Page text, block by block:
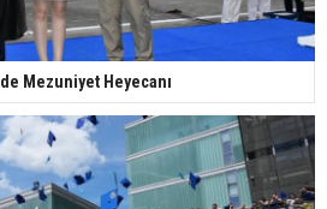
Mezuniyet Heyecanı